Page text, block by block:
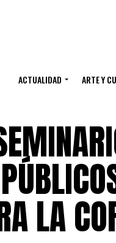
ACTUALIDAD ARTE Y
LA